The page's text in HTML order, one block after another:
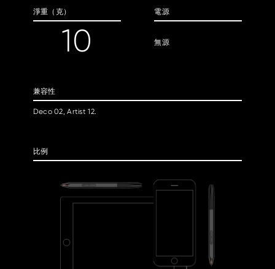
淨重（克）
10
電源
無源
兼容性
Deco 02, Artist 12.
比例